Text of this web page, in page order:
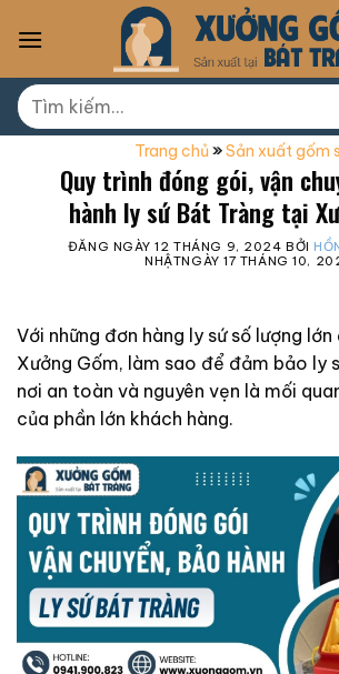
Tìm
kiếm:
Trang chủ»Sản xuất gốm
Quy trình đóng gói, vận
hành ly sứ Bát Tràng tại
ĐĂNG NGÀY12 THÁNG 9, 2024BỞI
NHẬTNGÀY17 THÁNG 10,
Với những đơn hàng ly sứ số lượng
Xưởng Gốm, làm sao để đảm bảo ly
nơi an toàn và nguyên vẹn là mối
của phần lớn khách hàng.